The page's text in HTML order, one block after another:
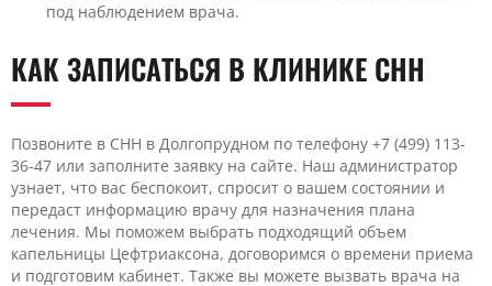
под наблюдением врача.
КАК ЗАПИСАТЬСЯ В КЛИНИКЕ CHH
Позвоните в CHH в Долгопрудном по телефону +7 (499) 113-
36-47 или заполните заявку на сайте. Наш администратор
узнает, что вас беспокоит, спросит о вашем состоянии и
передаст информацию врачу для назначения плана
лечения. Мы поможем выбрать подходящий объем
капельницы Цефтриаксона, договоримся о времени приема
и подготовим кабинет. Также вы можете вызвать врача на